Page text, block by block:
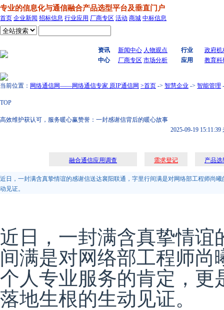
专业的信息化与通信融合产品选型平台及垂直门户
首页 企业新闻 招标信息 行业应用 厂商专区 活动 商城 中标信息
资讯
中心
新闻中心 人物观点
厂商专区 市场分析
行业
应用
政府
教育
当前位置： 网络通信网——网络通信专家 原IP通信网 >首页 -> 智慧企业 -> 智能管理
TOP
高效维护获认可，服务暖心赢赞誉：一封感谢信背后的暖心故事
2025-09-19 15:11:39
融合通信应用调查 需求登记 产品选
近日，一封满含真挚情谊的感谢信送达襄阳联通，字里行间满是对网络部工程师尚
动见证。
近日，一封满含真挚情谊
间满是对网络部工程师
个人专业服务的肯定，更
落地生根的生动见证。